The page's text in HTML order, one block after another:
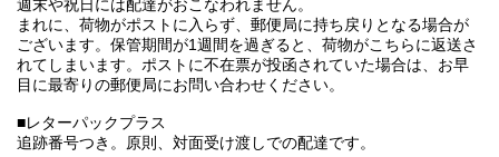
週末や祝日には配達がおこなわれません。
まれに、荷物がポストに入らず、郵便局に持ち戻りとなる場合が
ございます。保管期間が1週間を過ぎると、荷物がこちらに返送さ
れてしまいます。ポストに不在票が投函されていた場合は、お早
目に最寄りの郵便局にお問い合わせください。
■レターパックプラス
追跡番号つき。原則、対面受け渡しでの配達です。